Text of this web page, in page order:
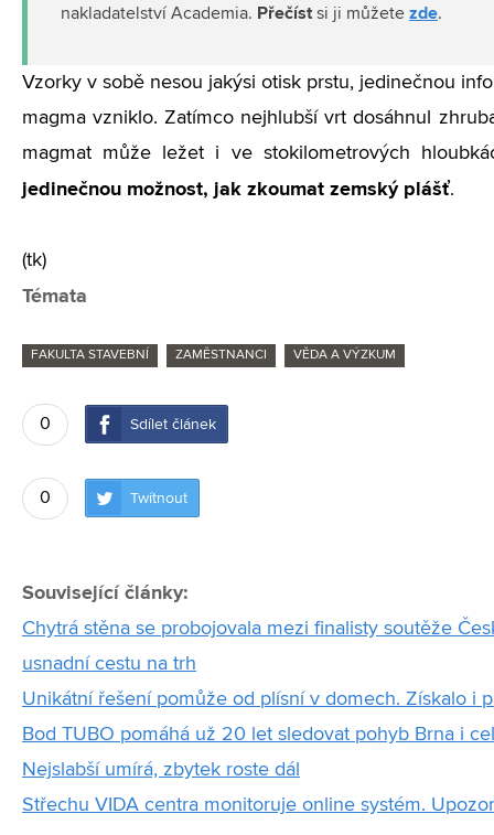
nakladatelství Academia. Přečístsi ji můžete zde.
Vzorky v sobě nesou jakýsi otisk prstu, jedinečnou
magma vzniklo. Zatímco nejhlubší vrt dosáhnul
magmat může ležet i ve stokilometrových
jedinečnou možnost, jak zkoumat zemský plášť.
(tk)
Témata
FAKULTA STAVEBNÍ ZAMĚSTNANCI VĚDA A VÝZKUM
0 Sdílet článek
0 Twítnout
Související články:
Chytrá stěna se probojovala mezi finalisty soutěže
usnadní cestu na trh
Unikátní řešení pomůže od plísní v domech. Získalo i
Bod TUBO pomáhá už 20 let sledovat pohyb Brna i
Nejslabší umírá, zbytek roste dál
Střechu VIDA centra monitoruje online systém.